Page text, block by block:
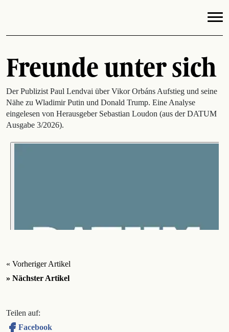
Freunde unter sich
Der Publizist Paul Lendvai über Vikor Orbáns Aufstieg und seine
Nähe zu Wladimir Putin und Donald Trump. Eine Analyse
eingelesen von Herausgeber Sebastian Loudon (aus der DATUM
Ausgabe 3/2026).
« Vorheriger Artikel
» Nächster Artikel
Teilen auf:
Facebook